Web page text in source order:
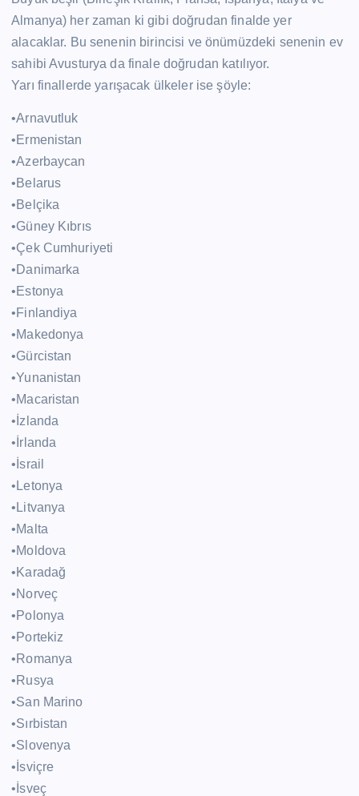
Almanya) her zaman ki gibi doğrudan finalde yer
alacaklar. Bu senenin birincisi ve önümüzdeki senenin ev
sahibi Avusturya da finale doğrudan katılıyor.
Yarı finallerde yarışacak ülkeler ise şöyle:
•Arnavutluk
•Ermenistan
•Azerbaycan
•Belarus
•Belçika
•Güney Kıbrıs
•Çek Cumhuriyeti
•Danimarka
•Estonya
•Finlandiya
•Makedonya
•Gürcistan
•Yunanistan
•Macaristan
•İzlanda
•İrlanda
•İsrail
•Letonya
•Litvanya
•Malta
•Moldova
•Karadağ
•Norveç
•Polonya
•Portekiz
•Romanya
•Rusya
•San Marino
•Sırbistan
•Slovenya
•İsviçre
•İsveç